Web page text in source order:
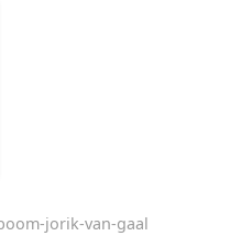
jorik-van-gaal